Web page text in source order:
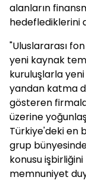
alanların
hedeflediklerini
"Uluslararası
yeni kaynak
kuruluşlarla
yandan katma
gösteren
üzerine
Türkiye'deki en
grup
konusu
memnuniyet